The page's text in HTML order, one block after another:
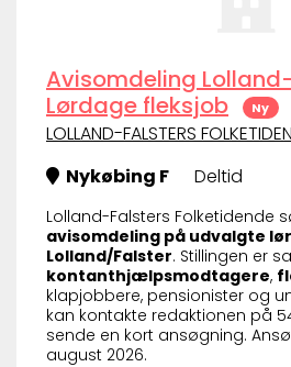
Avisomdeling
Lørdage fleksjob
Ny
LOLLAND-FALSTERS
Nykøbing F
Deltid
Lolland-Falsters Folketidende
avisomdeling på udvalgte
Lolland/Falster. Stillingen er
kontanthjælpsmodtagere,
klapjobbere, pensionister og
kan kontakte redaktionen på
sende en kort ansøgning.
august 2026.